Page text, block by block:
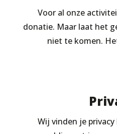
Voor al onze
donatie. Maar laat het
niet te komen.
Wij vinden je